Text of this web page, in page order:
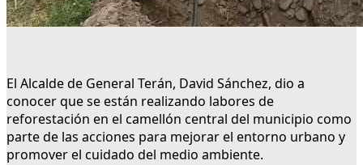
El Alcalde de General Terán, David Sánchez, dio a
conocer que se están realizando labores de
reforestación en el camellón central del municipio como
parte de las acciones para mejorar el entorno urbano y
promover el cuidado del medio ambiente.